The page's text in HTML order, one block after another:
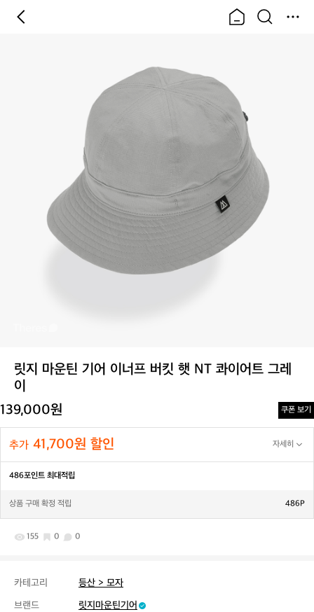
릿지 마운틴 기어 이너프 버킷 햇 NT 콰이어트 그레
이
139,000원
쿠폰 보기
추가 41,700원 할인 자세히
486포인트 최대적립
상품 구매 확정 적립 486P
155 0 0
카테고리
등산 > 모자
브랜드
릿지마운틴기어